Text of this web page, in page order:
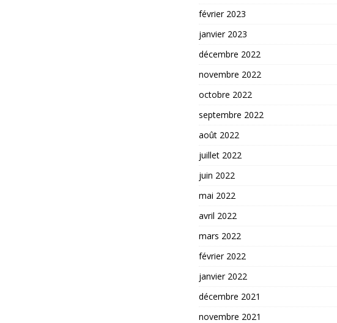
février 2023
janvier 2023
décembre 2022
novembre 2022
octobre 2022
septembre 2022
août 2022
juillet 2022
juin 2022
mai 2022
avril 2022
mars 2022
février 2022
janvier 2022
décembre 2021
novembre 2021